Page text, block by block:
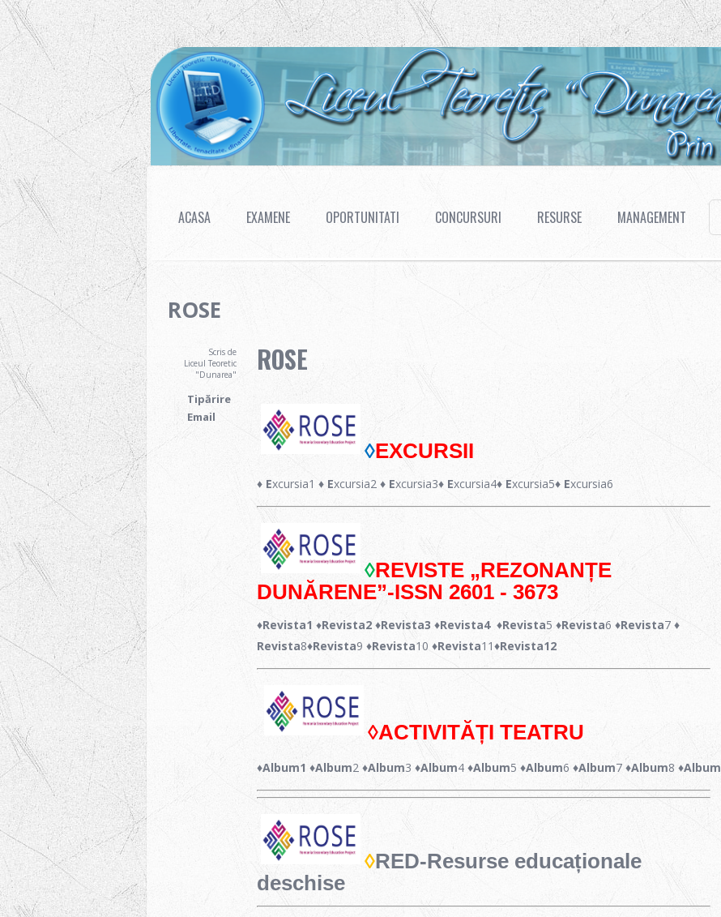
ACASA EXAMENE OPORTUNITATI CONCURSURI RESURSE MANAGEMENT
ROSE
Scris de
Liceul Teoretic
"Dunarea"
Tipărire
Email
ROSE
◊EXCURSII
♦ Excursia1 ♦ Excursia2 ♦ Excursia3♦ Excursia4♦ Excursia5♦ Excursia6
◊REVISTE „REZONANȚE
DUNĂRENE”-ISSN 2601 - 3673
♦Revista1 ♦Revista2 ♦Revista3 ♦Revista4 ♦Revista5 ♦Revista6 ♦Revista7 ♦
Revista8♦Revista9 ♦Revista10 ♦Revista11♦Revista12
◊ACTIVITĂȚI TEATRU
♦Album1 ♦Album2 ♦Album3 ♦Album4 ♦Album5 ♦Album6 ♦Album7 ♦Album8 ♦Album
◊RED-Resurse educaționale
deschise